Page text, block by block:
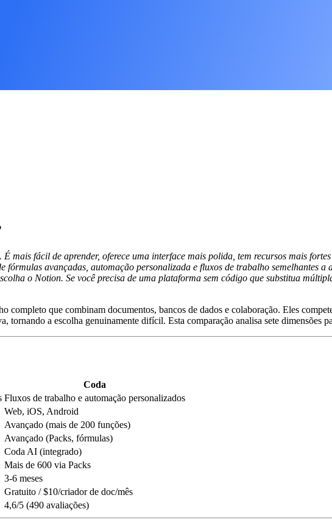
mais fácil de aprender, oferece uma interface mais polida, tem recursos mais
fórmulas avançadas, automação personalizada e fluxos de trabalho semelhantes
o Notion. Se você precisa de uma plataforma sem código que substitua
completo que combinam documentos, bancos de dados e colaboração. Eles
tornando a escolha genuinamente difícil. Esta comparação analisa sete dimensões
Coda
Fluxos de trabalho e automação personalizados
Web, iOS, Android
Avançado (mais de 200 funções)
Avançado (Packs, fórmulas)
Coda AI (integrado)
Mais de 600 via Packs
3-6 meses
Gratuito / $10/criador de doc/mês
4,6/5 (490 avaliações)